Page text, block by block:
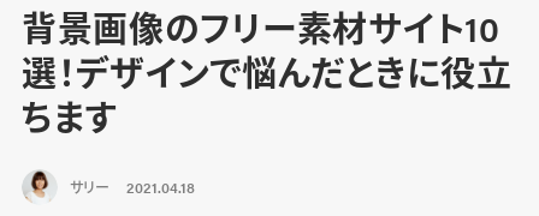
背景画像のフリー素材サイト10
選！デザインで悩んだときに役立
ちます
サリー 2021.04.18